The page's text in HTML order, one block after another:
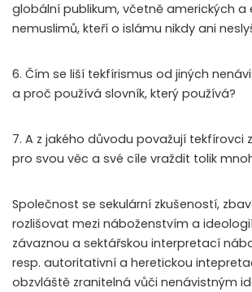
globální publikum, včetně amerických a
nemuslimů, kteří o islámu nikdy ani
6. Čím se liší tekfírismus od jiných
a proč používá slovník, který používá?
7. A z jakého důvodu považují tekfírovci
pro svou věc a své cíle vraždit tolik
Společnost se sekulární zkušeností,
rozlišovat mezi náboženstvím a
závaznou a sektářskou interpretací
resp. autoritativní a heretickou
obzvláště zranitelná vůči nenávistným